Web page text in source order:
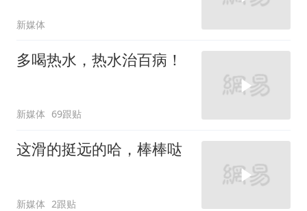
新媒体
多喝热水，热水治百病！
新媒体 69跟贴
这滑的挺远的哈，棒棒哒
新媒体 2跟贴